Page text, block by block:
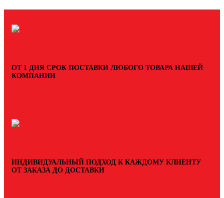
ОТ 1 ДНЯ СРОК ПОСТАВКИ ЛЮБОГО ТОВАРА НАШЕЙ
КОМПАНИИ
ИНДИВИДУАЛЬНЫЙ ПОДХОД К КАЖДОМУ КЛИЕНТУ
ОТ ЗАКАЗА ДО ДОСТАВКИ